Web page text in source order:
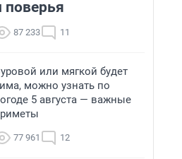
поверья
87 233 11
или мягкой будет
можно узнать по
5 августа — важные
77 961 12